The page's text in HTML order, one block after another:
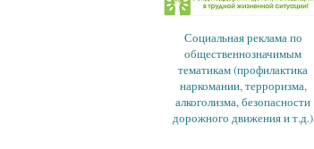
Социальная реклама по
общественнозначимым
тематикам (профилактика
наркомании, терроризма,
алкоголизма, безопасности
дорожного движения и т.д.)